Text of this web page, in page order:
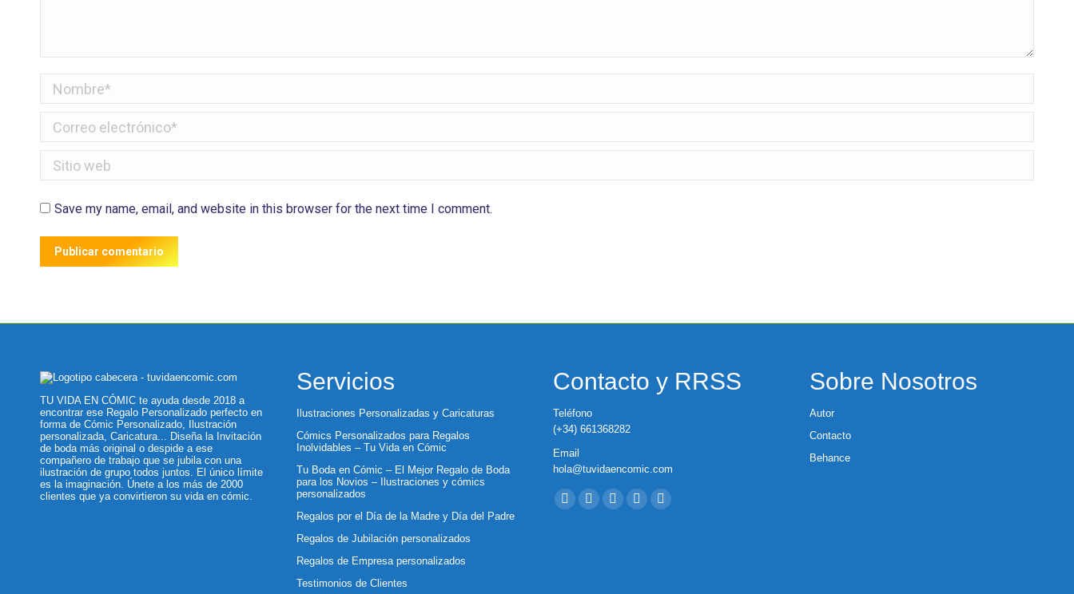
Nombre *
Correo electrónico *
Sitio web
Save my name, email, and website in this browser for the next time I comment.
Publicar comentario
TU VIDA EN CÓMIC te ayuda desde 2018 a
encontrar ese Regalo Personalizado perfecto en
forma de Cómic Personalizado, Ilustración
personalizada, Caricatura... Diseña la Invitación
de boda más original o despide a ese
compañero de trabajo que se jubila con una
ilustración de grupo todos juntos. El único límite
es la imaginación. Únete a los más de 2000
clientes que ya convirtieron su vida en cómic.
Servicios
Ilustraciones Personalizadas y Caricaturas
Cómics Personalizados para Regalos
Inolvidables – Tu Vida en Cómic
Tu Boda en Cómic – El Mejor Regalo de Boda
para los Novios – Ilustraciones y cómics
personalizados
Regalos por el Día de la Madre y Día del Padre
Regalos de Jubilación personalizados
Regalos de Empresa personalizados
Testimonios de Clientes
Contacto y RRSS
Teléfono
(+34) 661368282
Email
hola@tuvidaencomic.com
Encuéntranos en:
Facebook
X
YouTubeInstagramWhatsapp
Sobre Nosotros
Autor
Contacto
Behance